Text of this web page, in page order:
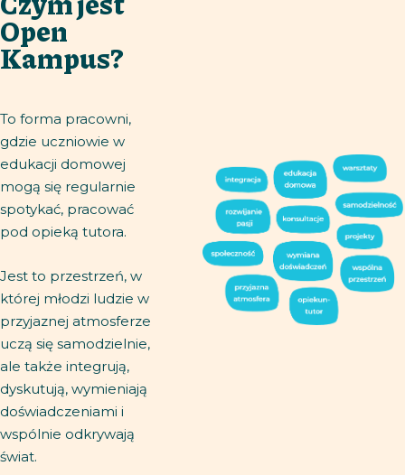
Open
Kampus?
To forma pracowni,
gdzie uczniowie w
edukacji domowej
mogą się regularnie
spotykać, pracować
pod opieką tutora.
Jest to przestrzeń, w
której młodzi ludzie w
przyjaznej atmosferze
uczą się samodzielnie,
ale także integrują,
dyskutują, wymieniają
doświadczeniami i
wspólnie odkrywają
świat.